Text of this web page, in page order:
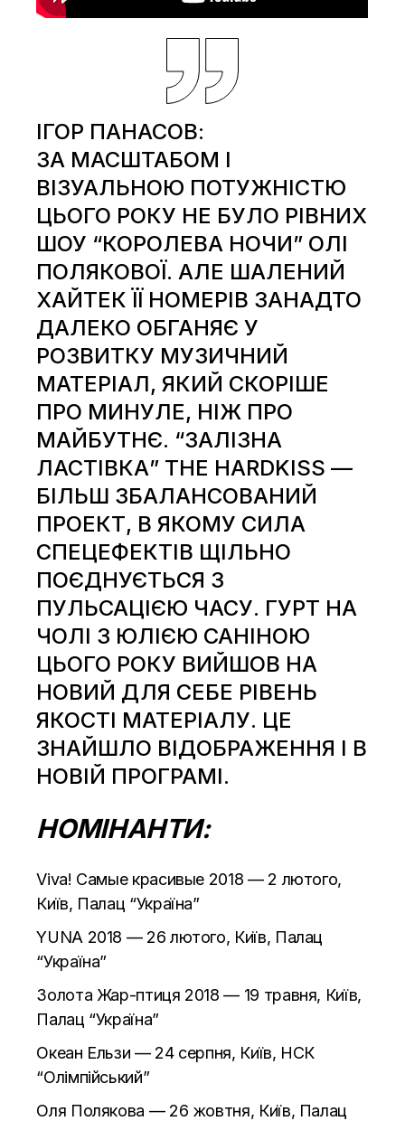
ІГОР ПАНАСОВ:
ЗА МАСШТАБОМ І
ВІЗУАЛЬНОЮ ПОТУЖНІСТЮ
ЦЬОГО РОКУ НЕ БУЛО РІВНИХ
ШОУ “КОРОЛЕВА НОЧИ” ОЛІ
ПОЛЯКОВОЇ. АЛЕ ШАЛЕНИЙ
ХАЙТЕК ЇЇ НОМЕРІВ ЗАНАДТО
ДАЛЕКО ОБГАНЯЄ У
РОЗВИТКУ МУЗИЧНИЙ
МАТЕРІАЛ, ЯКИЙ СКОРІШЕ
ПРО МИНУЛЕ, НІЖ ПРО
МАЙБУТНЄ. “ЗАЛІЗНА
ЛАСТІВКА” THE HARDKISS —
БІЛЬШ ЗБАЛАНСОВАНИЙ
ПРОЕКТ, В ЯКОМУ СИЛА
СПЕЦЕФЕКТІВ ЩІЛЬНО
ПОЄДНУЄТЬСЯ З
ПУЛЬСАЦІЄЮ ЧАСУ. ГУРТ НА
ЧОЛІ З ЮЛІЄЮ САНІНОЮ
ЦЬОГО РОКУ ВИЙШОВ НА
НОВИЙ ДЛЯ СЕБЕ РІВЕНЬ
ЯКОСТІ МАТЕРІАЛУ. ЦЕ
ЗНАЙШЛО ВІДОБРАЖЕННЯ І В
НОВІЙ ПРОГРАМІ.
НОМІНАНТИ:
Viva! Самые красивые 2018 — 2 лютого,
Київ, Палац “Україна”
YUNA 2018 — 26 лютого, Київ, Палац
“Україна”
Золота Жар-птиця 2018 — 19 травня, Київ,
Палац “Україна”
Океан Ельзи — 24 серпня, Київ, НСК
“Олімпійський”
Оля Полякова — 26 жовтня, Київ, Палац